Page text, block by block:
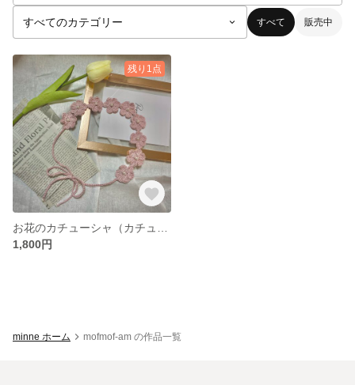
すべて 販売中
残り1点
1,800円
minne ホーム mofmof-am の作品一覧